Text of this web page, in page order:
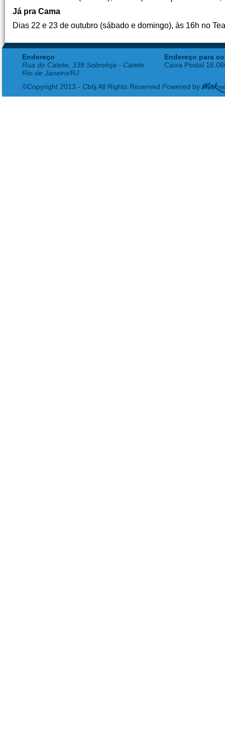
Já pra Cama
Dias 22 e 23 de outubro (sábado e domingo), às 16h no
Endereço
Rua do Catete, 338 Sobreloja - Catete
Rio de Janeiro/RJ
Endereço para
Caixa Postal
©Copyright 2013 - Cbtij All Rights Reserved Powered by: